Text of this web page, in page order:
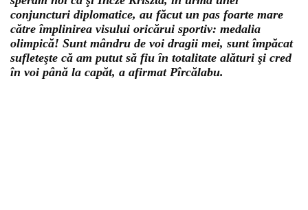
conjuncturi diplomatice, au făcut un pas foarte mare
către împlinirea visului oricărui sportiv: medalia
olimpică! Sunt mândru de voi dragii mei, sunt împăcat
sufleteşte că am putut să fiu în totalitate alături şi cred
în voi până la capăt, a afirmat Pîrcălabu.